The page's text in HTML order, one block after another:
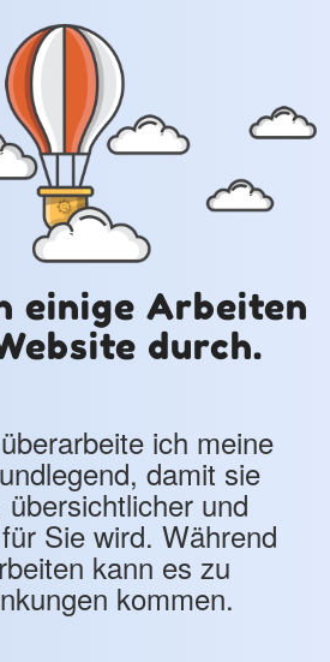
einige Arbeiten
durch.
ich meine
damit sie
übersichtlicher und
Sie wird. Während
kann es zu
kommen.